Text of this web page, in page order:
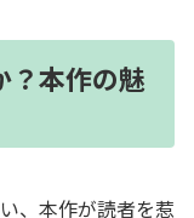
？本作の魅
、本作が読者を惹